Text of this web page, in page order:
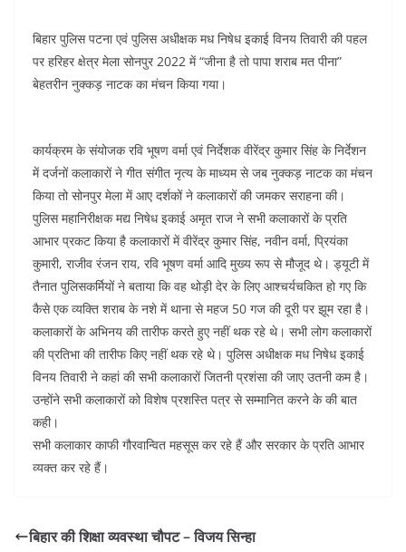
बिहार पुलिस पटना एवं पुलिस अधीक्षक मध निषेध इकाई विनय तिवारी की पहल
पर हरिहर क्षेत्र मेला सोनपुर 2022 में “जीना है तो पापा शराब मत पीना”
बेहतरीन नुक्कड़ नाटक का मंचन किया गया।
कार्यक्रम के संयोजक रवि भूषण वर्मा एवं निर्देशक वीरेंद्र कुमार सिंह के निर्देशन
में दर्जनों कलाकारों ने गीत संगीत नृत्य के माध्यम से जब नुक्कड़ नाटक का मंचन
किया तो सोनपुर मेला में आए दर्शकों ने कलाकारों की जमकर सराहना की।
पुलिस महानिरीक्षक मद्य निषेध इकाई अमृत राज ने सभी कलाकारों के प्रति
आभार प्रकट किया है कलाकारों में वीरेंद्र कुमार सिंह, नवीन वर्मा, प्रियंका
कुमारी, राजीव रंजन राय, रवि भूषण वर्मा आदि मुख्य रूप से मौजूद थे। ड्यूटी में
तैनात पुलिसकर्मियों ने बताया कि वह थोड़ी देर के लिए आश्चर्यचकित हो गए कि
कैसे एक व्यक्ति शराब के नशे में थाना से महज 50 गज की दूरी पर झूम रहा है।
कलाकारों के अभिनय की तारीफ करते हुए नहीं थक रहे थे। सभी लोग कलाकारों
की प्रतिभा की तारीफ किए नहीं थक रहे थे। पुलिस अधीक्षक मध निषेध इकाई
विनय तिवारी ने कहां की सभी कलाकारों जितनी प्रशंसा की जाए उतनी कम है।
उन्होंने सभी कलाकारों को विशेष प्रशस्ति पत्र से सम्मानित करने के की बात
कही।
सभी कलाकार काफी गौरवान्वित महसूस कर रहे हैं और सरकार के प्रति आभार
व्यक्त कर रहे हैं।
बिहार की शिक्षा व्यवस्था चौपट – विजय सिन्हा